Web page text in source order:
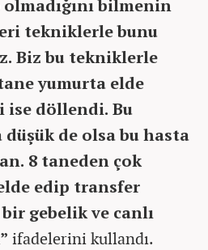
bilmenin
tekniklerle bunu
Biz bu tekniklerle
yumurta elde
ise döllendi. Bu
de olsa bu hasta
8 taneden çok
edip transfer
gebelik ve canlı
ifadelerini kullandı.